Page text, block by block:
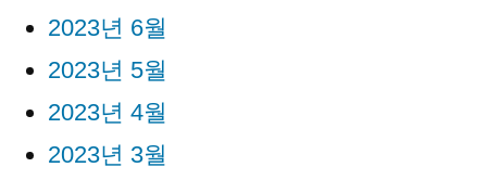
2023년 6월
2023년 5월
2023년 4월
2023년 3월